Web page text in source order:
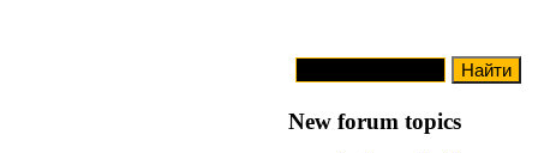
New forum topics